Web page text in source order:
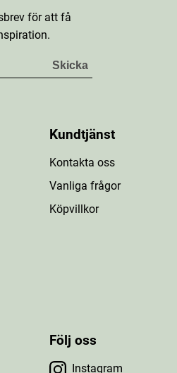
för att få
Kundtjänst
Kontakta oss
Vanliga frågor
Köpvillkor
Följ oss
Instagram